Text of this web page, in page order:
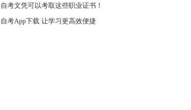
自考文凭可以考取这些职业证书！
自考App下载 让学习更高效便捷